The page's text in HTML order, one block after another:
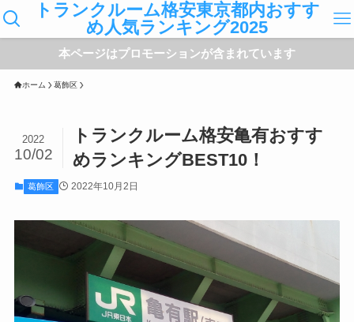
トランクルーム格安東京都内おすす
め人気ランキング2025
本ページはプロモーションが含まれています
ホーム 葛飾区
トランクルーム格安亀有おすす
めランキングBEST10！
2022
10/02
葛飾区 2022年10月2日